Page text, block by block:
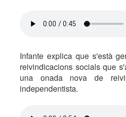
Infante explica que s'està
reivindicacions socials que
una onada nova de
independentista.